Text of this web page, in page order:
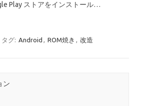
Play ストアをインストール…
タグ: Android , ROM焼き , 改造
ン